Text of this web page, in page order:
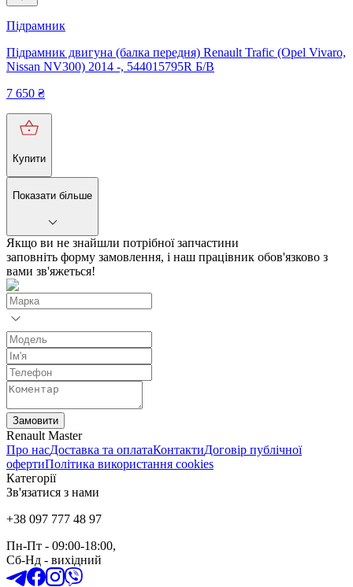
Підрамник
Підрамник двигуна (балка передня) Renault Trafic (Opel Vivaro,
Nissan NV300) 2014 -, 544015795R Б/В
7 650 ₴
Купити
Показати більше
Якщо ви не знайшли потрібної запчастини
заповніть форму замовлення, і наш працівник обов'язково з
вами зв'яжеться!
Замовити
Renault Master
Про насДоставка та оплатаКонтактиДоговір публічної
офертиПолітика використання cookies
Категорії
Зв'язатися з нами
+38 097 777 48 97
Пн-Пт - 09:00-18:00,
Сб-Нд - вихідний